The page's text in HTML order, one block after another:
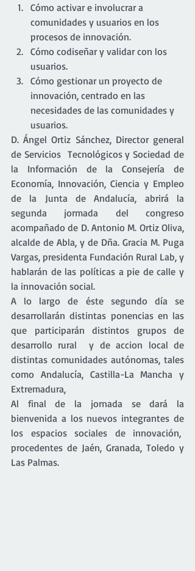
Cómo activar e involucrar a
comunidades y usuarios en los
procesos de innovación.
Cómo codiseñar y validar con los
usuarios.
Cómo gestionar un proyecto de
innovación, centrado en las
necesidades de las comunidades y
usuarios.
D. Ángel Ortiz Sánchez, Director general
de Servicios  Tecnológicos y Sociedad de
la Información de la Consejería de
Economía, Innovación, Ciencia y Empleo
de la Junta de Andalucía, abrirá la
segunda jormada del congreso
acompañado de D. Antonio M. Ortiz Oliva,
alcalde de Abla, y de Dña. Gracia M. Puga
Vargas, presidenta Fundación Rural Lab, y
hablarán de las políticas a pie de calle y
la innovación social.
A lo largo de éste segundo día se
desarrollarán distintas ponencias en las
que participarán distintos grupos de
desarrollo rural  y de accion local de
distintas comunidades autónomas, tales
como Andalucía, Castilla-La Mancha y
Extremadura,
Al final de la jornada se dará la
bienvenida a los nuevos integrantes de
los espacios sociales de innovación,
procedentes de Jaén, Granada, Toledo y
Las Palmas.